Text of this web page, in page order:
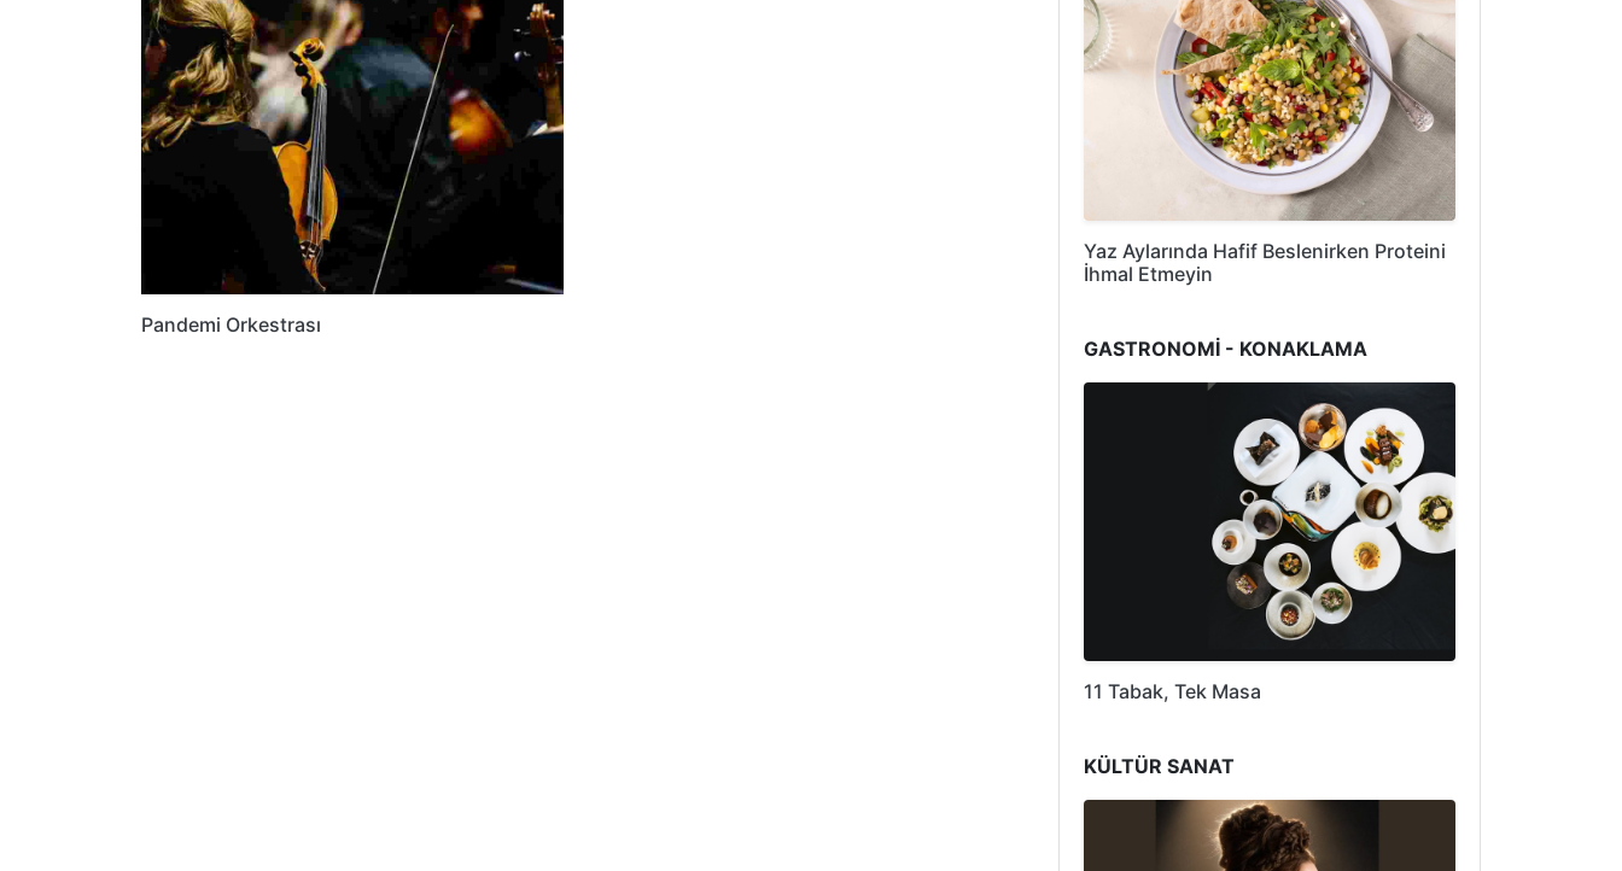
Pandemi Orkestrası
Yaz Aylarında Hafif Beslenirken Proteini
İhmal Etmeyin
GASTRONOMİ - KONAKLAMA
11 Tabak, Tek Masa
KÜLTÜR SANAT